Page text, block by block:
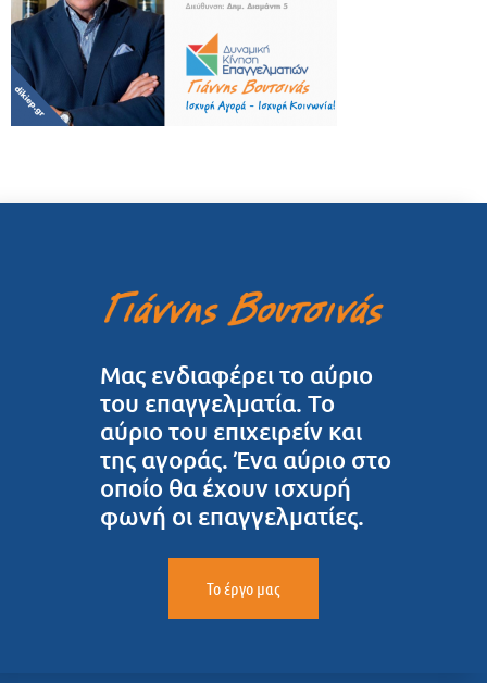
Μας ενδιαφέρει το αύριο
του επαγγελματία. Το
αύριο του επιχειρείν και
της αγοράς. Ένα αύριο στο
οποίο θα έχουν ισχυρή
φωνή οι επαγγελματίες.
Το έργο μας